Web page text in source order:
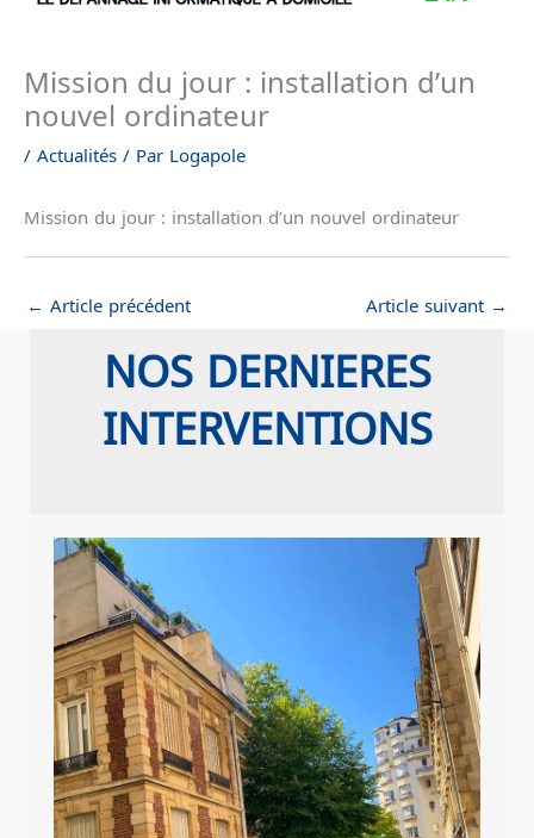
Mission du jour : installation d’un
nouvel ordinateur
/ Actualités / Par Logapole
Mission du jour : installation d’un nouvel ordinateur
← Article précédent Article suivant →
NOS DERNIERES
INTERVENTIONS